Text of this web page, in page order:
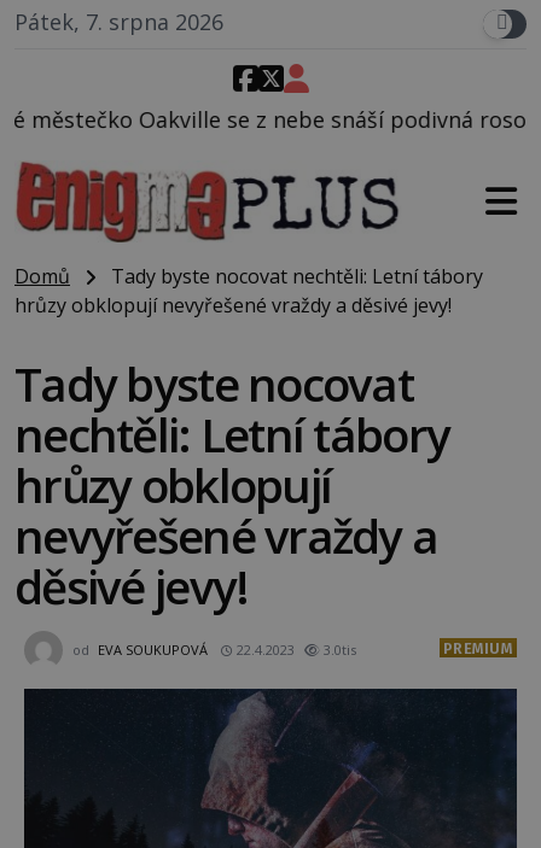
Pátek, 7. srpna 2026
z nebe snáší podivná rosolovitá látka neznámého
Domů
Tady byste nocovat nechtěli: Letní tábory
hrůzy obklopují nevyřešené vraždy a děsivé jevy!
Tady byste nocovat
nechtěli: Letní tábory
hrůzy obklopují
nevyřešené vraždy a
děsivé jevy!
od EVA SOUKUPOVÁ 22.4.2023 3.0tis PREMIUM